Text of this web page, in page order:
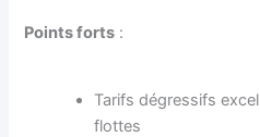
Points forts :
Tarifs dégressifs
flottes